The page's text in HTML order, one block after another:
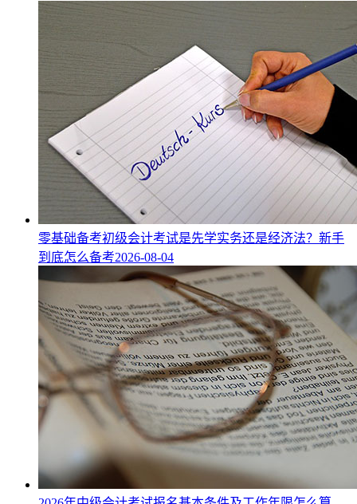
零基础备考初级会计考试是先学实务还是经济法？新手
到底怎么备考2026-08-04